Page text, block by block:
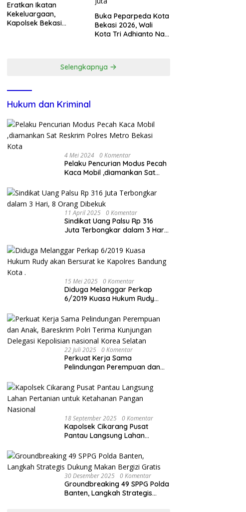
Eratkan Ikatan
Kekeluargaan,
Kapolsek Bekasi
Buka Peparpeda Kota
Bekasi 2026, Wali
Kota Tri Adhianto Naik
Selengkapnya
Hukum dan Kriminal
4 Mei 2024 0 Komentar
Pelaku Pencurian Modus Pecah
Kaca Mobil ,diamankan Sat
Kota
11 April 2025 0 Komentar
Sindikat Uang Palsu Rp 316
Juta Terbongkar dalam 3 Hari,
15 Mei 2025 0 Komentar
Diduga Melanggar Perkap
6/2019 Kuasa Hukum Rudy
Bandung Kota .
22 Juli 2025 0 Komentar
Perkuat Kerja Sama
Pelindungan Perempuan dan
Kunjungan Delegasi Kepolisian
nasional Korea Selatan
18 September 2025 0 Komentar
Kapolsek Cikarang Pusat
Pantau Langsung Lahan
Pangan Nasional
30 Desember 2025 0 Komentar
Groundbreaking 49 SPPG Polda
Banten, Langkah Strategis